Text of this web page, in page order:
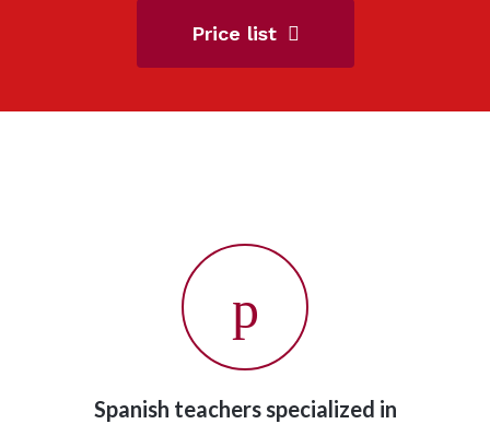
Price list
Spanish teachers specialized in